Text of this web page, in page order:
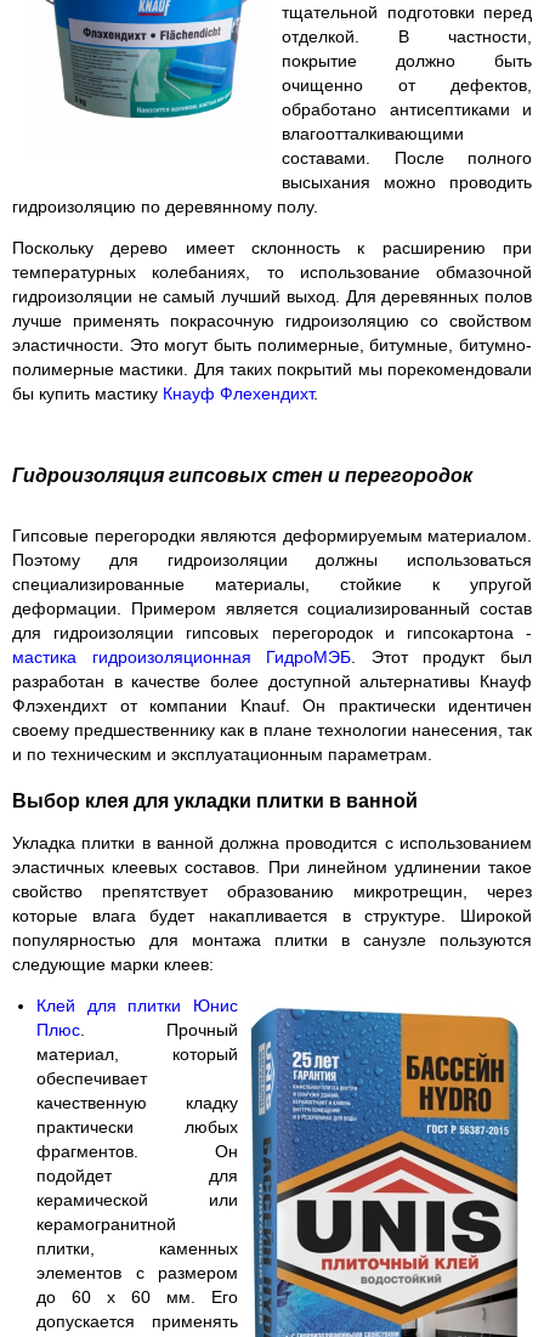
тщательной подготовки перед
отделкой. В частности,
покрытие должно быть
очищенно от дефектов,
обработано антисептиками и
влагоотталкивающими
составами. После полного
высыхания можно проводить
гидроизоляцию по деревянному полу.
Поскольку дерево имеет склонность к расширению при
температурных колебаниях, то использование обмазочной
гидроизоляции не самый лучший выход. Для деревянных полов
лучше применять покрасочную гидроизоляцию со свойством
эластичности. Это могут быть полимерные, битумные, битумно-
полимерные мастики. Для таких покрытий мы порекомендовали
бы купить мастику Кнауф Флехендихт.
Гидроизоляция гипсовых стен и перегородок
Гипсовые перегородки являются деформируемым материалом.
Поэтому для гидроизоляции должны использоваться
специализированные материалы, стойкие к упругой
деформации. Примером является социализированный состав
для гидроизоляции гипсовых перегородок и гипсокартона -
мастика гидроизоляционная ГидроМЭБ . Этот продукт был
разработан в качестве более доступной альтернативы Кнауф
Флэхендихт от компании Knauf. Он практически идентичен
своему предшественнику как в плане технологии нанесения, так
и по техническим и эксплуатационным параметрам.
Выбор клея для укладки плитки в ванной
Укладка плитки в ванной должна проводится с использованием
эластичных клеевых составов. При линейном удлинении такое
свойство препятствует образованию микротрещин, через
которые влага будет накапливается в структуре. Широкой
популярностью для монтажа плитки в санузле пользуются
следующие марки клеев:
Клей для плитки Юнис
Плюс . Прочный
материал, который
обеспечивает
качественную кладку
практически любых
фрагментов. Он
подойдет для
керамической или
керамогранитной
плитки, каменных
элементов с размером
до 60 х 60 мм. Его
допускается применять